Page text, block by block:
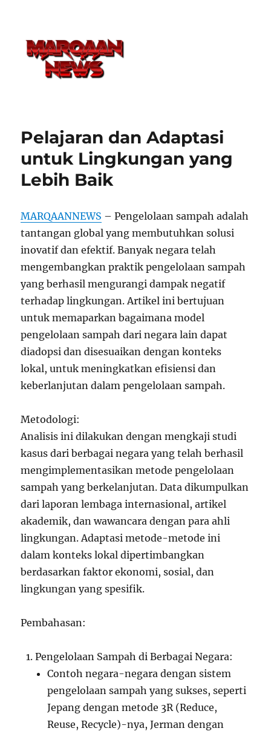
Pelajaran dan Adaptasi
untuk Lingkungan yang
Lebih Baik
MARQAANNEWS – Pengelolaan sampah adalah
tantangan global yang membutuhkan solusi
inovatif dan efektif. Banyak negara telah
mengembangkan praktik pengelolaan sampah
yang berhasil mengurangi dampak negatif
terhadap lingkungan. Artikel ini bertujuan
untuk memaparkan bagaimana model
pengelolaan sampah dari negara lain dapat
diadopsi dan disesuaikan dengan konteks
lokal, untuk meningkatkan efisiensi dan
keberlanjutan dalam pengelolaan sampah.
Metodologi:
Analisis ini dilakukan dengan mengkaji studi
kasus dari berbagai negara yang telah berhasil
mengimplementasikan metode pengelolaan
sampah yang berkelanjutan. Data dikumpulkan
dari laporan lembaga internasional, artikel
akademik, dan wawancara dengan para ahli
lingkungan. Adaptasi metode-metode ini
dalam konteks lokal dipertimbangkan
berdasarkan faktor ekonomi, sosial, dan
lingkungan yang spesifik.
Pembahasan:
Pengelolaan Sampah di Berbagai Negara:
Contoh negara-negara dengan sistem
pengelolaan sampah yang sukses, seperti
Jepang dengan metode 3R (Reduce,
Reuse, Recycle)-nya, Jerman dengan